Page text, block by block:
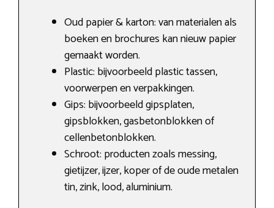
Oud papier & karton: van materialen als
boeken en brochures kan nieuw papier
gemaakt worden.
Plastic: bijvoorbeeld plastic tassen,
voorwerpen en verpakkingen.
Gips: bijvoorbeeld gipsplaten,
gipsblokken, gasbetonblokken of
cellenbetonblokken.
Schroot: producten zoals messing,
gietijzer, ijzer, koper of de oude metalen
tin, zink, lood, aluminium.